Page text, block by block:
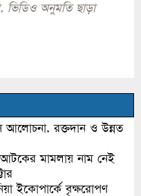
অনুমতি ছাড়া
আলোচনা, রক্তদান ও উন্নত
মামলায় নাম নেই
ইকোপার্কে বৃক্ষরোপণ